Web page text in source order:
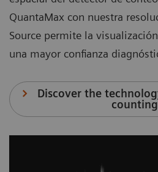
QuantaMax con nuestra
Source permite la
una mayor confianza
Discover the
counting